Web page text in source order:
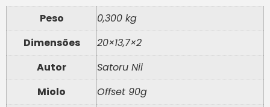
Peso
0,300 kg
Dimensões
20×13,7×2
Autor
Satoru Nii
Miolo
Offset 90g